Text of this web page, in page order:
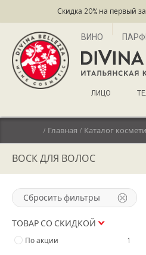
Скидка 20% на первый
ВИНО
ЛИЦО
/ Главная / Каталог
ВОСК ДЛЯ ВОЛОС
Сбросить фильтры
ТОВАР СО СКИДКОЙ
По акции 1